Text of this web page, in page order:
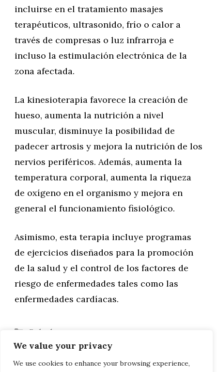
We value your privacy
We use cookies to enhance your browsing experience,
incluirse en el tratamiento masajes
terapéuticos, ultrasonido, frío o calor a
través de compresas o luz infrarroja e
incluso la estimulación electrónica de la
zona afectada.
La kinesioterapia favorece la creación de
hueso, aumenta la nutrición a nivel
muscular, disminuye la posibilidad de
padecer artrosis y mejora la nutrición de los
nervios periféricos. Además, aumenta la
temperatura corporal, aumenta la riqueza
de oxígeno en el organismo y mejora en
general el funcionamiento fisiológico.
Asimismo, esta terapia incluye programas
de ejercicios diseñados para la promoción
de la salud y el control de los factores de
riesgo de enfermedades tales como las
enfermedades cardíacas.
Categorías
Salud
Etiquetas
Bienestar,Fisioterapia
¿Qué es la crioterapia?